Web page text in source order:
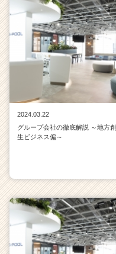
2024.03.22
グループ会社の徹底解説 ～地方創
生ビジネス偏～